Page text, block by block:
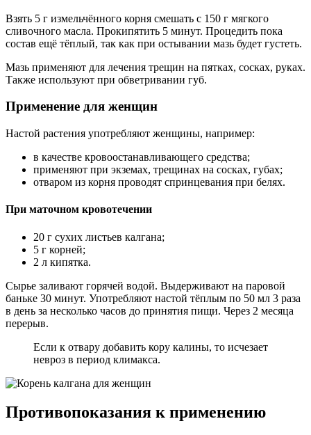
Взять 5 г измельчённого корня смешать с 150 г мягкого
сливочного масла. Прокипятить 5 минут. Процедить пока
состав ещё тёплый, так как при остывании мазь будет густеть.
Мазь применяют для лечения трещин на пятках, сосках, руках.
Также используют при обветривании губ.
Применение для женщин
Настой растения употребляют женщины, например:
в качестве кровоостанавливающего средства;
применяют при экземах, трещинах на сосках, губах;
отваром из корня проводят спринцевания при белях.
При маточном кровотечении
20 г сухих листьев калгана;
5 г корней;
2 л кипятка.
Сырье заливают горячей водой. Выдерживают на паровой
баньке 30 минут. Употребляют настой тёплым по 50 мл 3 раза
в день за несколько часов до принятия пищи. Через 2 месяца
перерыв.
Если к отвару добавить кору калины, то исчезает
невроз в период климакса.
Противопоказания к применению